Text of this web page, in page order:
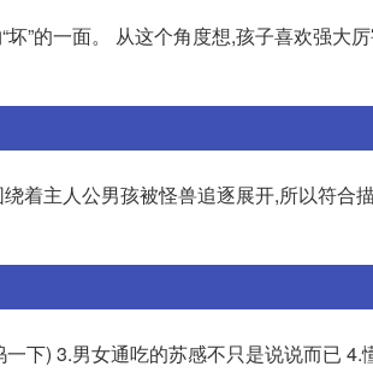
”的一面。 从这个角度想,孩子喜欢强大
着主人公男孩被怪兽追逐展开,所以符合
下) 3.男女通吃的苏感不只是说说而已 4.